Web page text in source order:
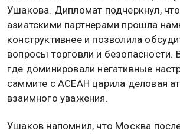
Ушакова. Дипломат подчеркнул,
азиатскими партнерами прошла
конструктивнее и позволила
вопросы торговли и безопасности.
где доминировали негативные
саммите с АСЕАН царила деловая
взаимного уважения.
Ушаков напомнил, что Москва